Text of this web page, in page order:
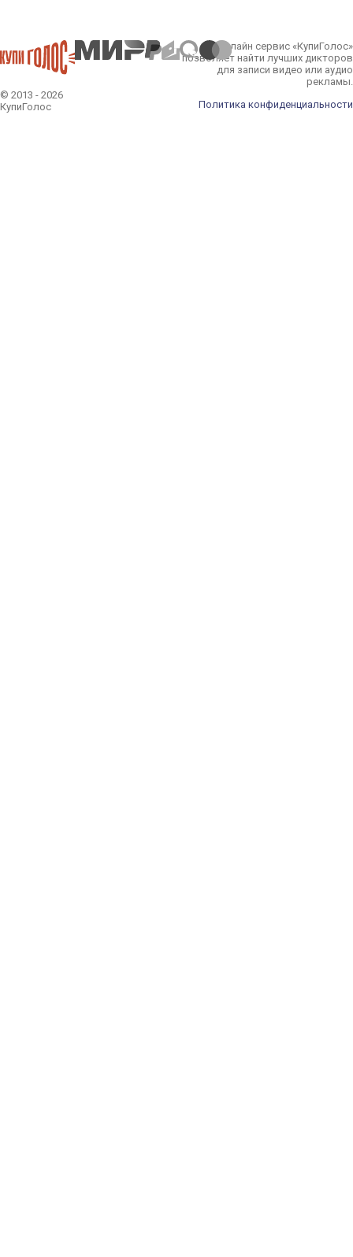
© 2013 - 2026
КупиГолос
Онлайн сервис «КупиГолос»
позволяет найти лучших дикторов
для записи видео или аудио
рекламы.
Политика конфиденциальности